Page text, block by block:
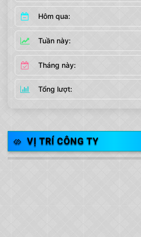
Hôm qua:
Tuần này:
Tháng này:
Tổng lượt:
VỊ TRÍ CÔNG TY